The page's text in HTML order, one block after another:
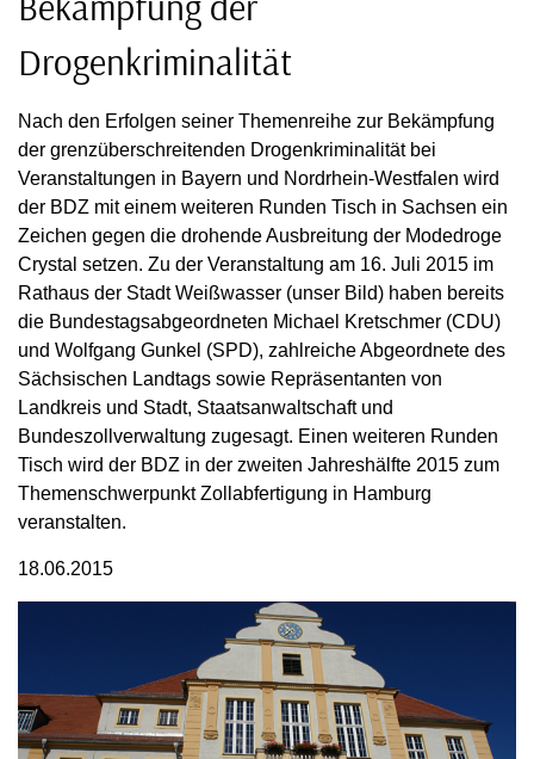
Drogenkriminalität
Nach den Erfolgen seiner Themenreihe zur Bekämpfung
der grenzüberschreitenden Drogenkriminalität bei
Veranstaltungen in Bayern und Nordrhein-Westfalen wird
der BDZ mit einem weiteren Runden Tisch in Sachsen ein
Zeichen gegen die drohende Ausbreitung der Modedroge
Crystal setzen. Zu der Veranstaltung am 16. Juli 2015 im
Rathaus der Stadt Weißwasser (unser Bild) haben bereits
die Bundestagsabgeordneten Michael Kretschmer (CDU)
und Wolfgang Gunkel (SPD), zahlreiche Abgeordnete des
Sächsischen Landtags sowie Repräsentanten von
Landkreis und Stadt, Staatsanwaltschaft und
Bundeszollverwaltung zugesagt. Einen weiteren Runden
Tisch wird der BDZ in der zweiten Jahreshälfte 2015 zum
Themenschwerpunkt Zollabfertigung in Hamburg
veranstalten.
18.06.2015